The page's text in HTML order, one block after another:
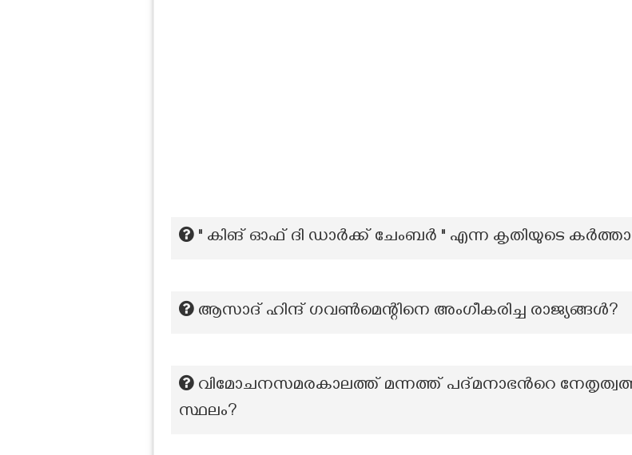
" കിങ് ഓഫ് ദി ഡാർക്ക് ചേംബർ " എന്ന കൃതിയുടെ
ആസാദ് ഹിന്ദ് ഗവൺമെന്റിനെ അംഗീകരിച്ച രാജ്യങ്ങൾ?
വിമോചനസമരകാലത്ത് മന്നത്ത് പദ്മനാഭൻറെ
സ്ഥലം?